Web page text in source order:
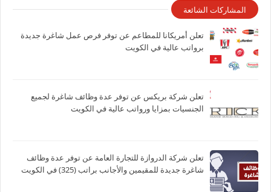
المشاركات الشائعة
تعلن أمريكانا للمطاعم عن توفر فرص عمل شاغرة جديدة
برواتب عالية في الكويت
تعلن شركة بريكس عن توفر عدة وظائف شاغرة لجميع
الجنسيات بمزايا ورواتب عالية في الكويت
تعلن شركة الدروازة للتجارة العامة عن توفر عدة وظائف
شاغرة جديدة للمقيمين والأجانب براتب (325) في الكويت